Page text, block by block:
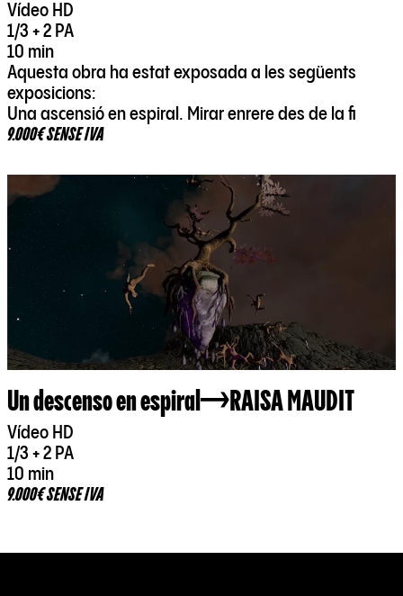
Vídeo HD
1/3 + 2 PA
10 min
Aquesta obra ha estat exposada a les següents
exposicions:
Una ascensió en espiral. Mirar enrere des de la fi
9.000€ SENSE IVA
Un descenso en espiral RAISA MAUDIT
Vídeo HD
1/3 + 2 PA
10 min
9.000€ SENSE IVA